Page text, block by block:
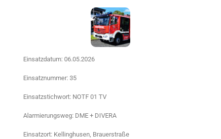
Einsatzdatum: 06.05.2026
Einsatznummer: 35
Einsatzstichwort: NOTF 01 TV
Alarmierungsweg: DME + DIVERA
Einsatzort: Kellinghusen, Brauerstraße